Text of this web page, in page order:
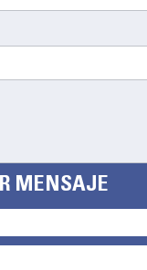
MENSAJE